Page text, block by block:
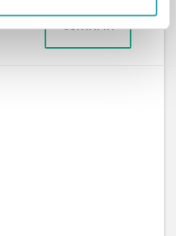
CONTATTA